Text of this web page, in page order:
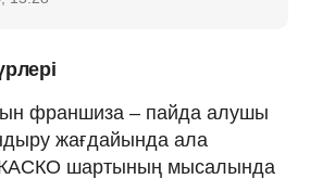
франшиза – пайда алушы
жағдайында ала
шартының мысалында